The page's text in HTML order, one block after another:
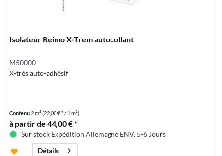
Isolateur Reimo X-Trem autocollant
M50000
X-très auto-adhésif
Contenu 2 m²(22,00 € * / 1 m²)
à partir de 44,00 € *
Sur stock Expédition Allemagne ENV. 5-6 Jours
Détails